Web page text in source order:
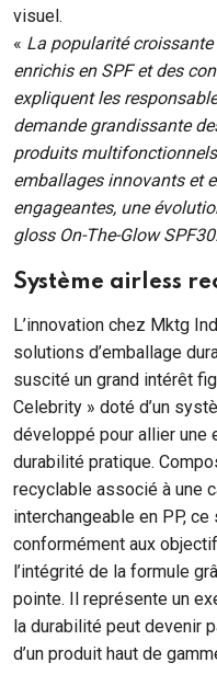
visuel.
« La popularité
enrichis en SPF et des
expliquent les
demande grandissante
produits
emballages innovants et
engageantes, une
gloss On-The-Glow SPF30.
Système airless
L’innovation chez Mktg
solutions d’emballage
suscité un grand intérêt
Celebrity » doté d’un
développé pour allier une
durabilité pratique.
recyclable associé à une
interchangeable en PP,
conformément aux
l’intégrité de la formule
pointe. Il représente un
la durabilité peut devenir
d’un produit haut de